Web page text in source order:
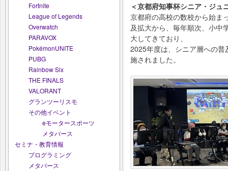
Fortnite
League of Legends
Overwatch
PARAVOX
PokémonUNITE
PUBG
Rainbow Six
THE FINALS
VALORANT
グランツーリスモ
その他イベント
eモータースポーツ
メタバース
セミナ・教育情報
プログラミング
メタバース
＜京都府知事杯シニア・ジュ
京都府の高校の数校から始ま
及拡大から、毎年順次、小中
大してきており、
2025年度は、シニア層への
施されました。